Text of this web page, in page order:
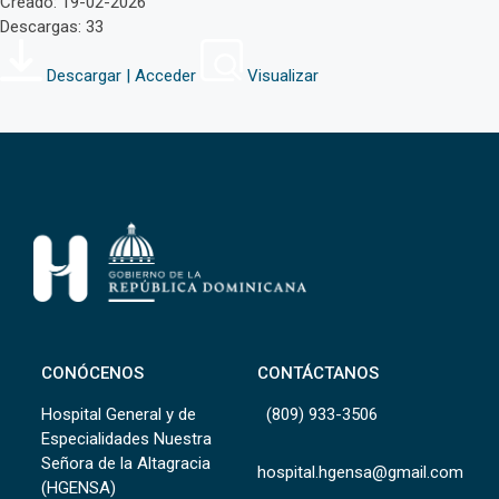
Descargas: 33
Descargar | Acceder Visualizar
CONÓCENOS
Hospital General y de
Especialidades Nuestra
Señora de la Altagracia
(HGENSA)
CONTÁCTANOS
(809) 933-3506
hospital.hgensa@gmail.com